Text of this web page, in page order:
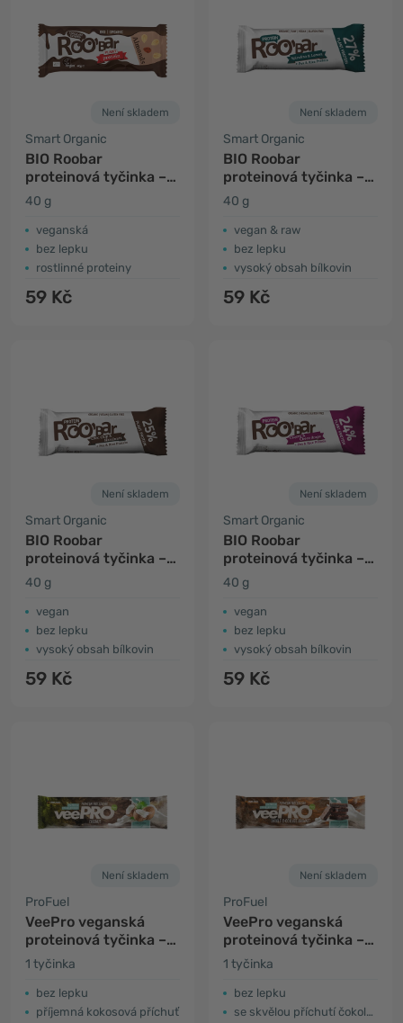
Není skladem
Smart Organic
BIO Roobar
proteinová tyčinka –
mandle & čokoláda
40 g
veganská
bez lepku
rostlinné proteiny
59 Kč
Není skladem
Smart Organic
BIO Roobar
proteinová tyčinka –
spirulina & citron
40 g
vegan & raw
bez lepku
vysoký obsah bílkovin
59 Kč
Není skladem
Smart Organic
BIO Roobar
proteinová tyčinka –
čokoláda & lískový
oříšek
40 g
vegan
bez lepku
vysoký obsah bílkovin
59 Kč
Není skladem
Smart Organic
BIO Roobar
proteinová tyčinka –
třešeň & čokoláda
40 g
vegan
bez lepku
vysoký obsah bílkovin
59 Kč
Není skladem
ProFuel
VeePro veganská
proteinová tyčinka –
kokos
1 tyčinka
bez lepku
příjemná kokosová příchuť
Není skladem
ProFuel
VeePro veganská
proteinová tyčinka –
brownie
1 tyčinka
bez lepku
se skvělou příchutí čokoládových brownie